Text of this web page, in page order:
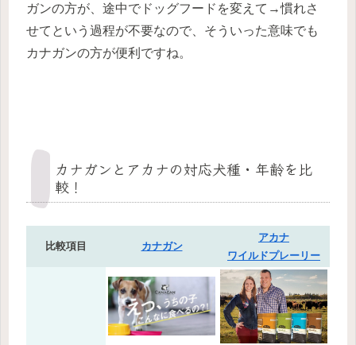
ガンの方が、途中でドッグフードを変えて→慣れさ
せてという過程が不要なので、そういった意味でも
カナガンの方が便利ですね。
カナガンとアカナの対応犬種・年齢を比
較！
比較項目 カナガン
アカナ
ワイルドプレーリー